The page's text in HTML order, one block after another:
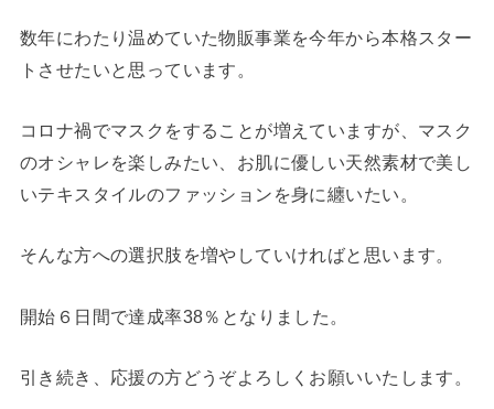
数年にわたり温めていた物販事業を今年から本格スター
トさせたいと思っています。
コロナ禍でマスクをすることが増えていますが、マスク
のオシャレを楽しみたい、お肌に優しい天然素材で美し
いテキスタイルのファッションを身に纏いたい。
そんな方への選択肢を増やしていければと思います。
開始６日間で達成率38％となりました。
引き続き、応援の方どうぞよろしくお願いいたします。